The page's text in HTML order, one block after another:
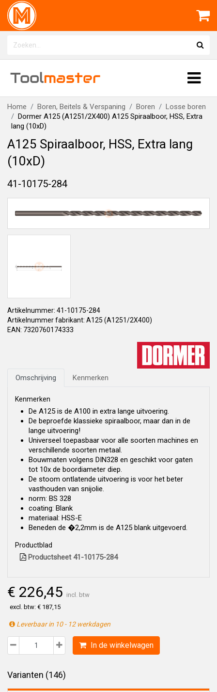
Toolmaster
Home Boren, Beitels & Verspaning Boren
Losse boren
Dormer A125 (A1251/2X400) A125 Spiraalboor, HSS, Extra
lang (10xD)
A125 Spiraalboor, HSS, Extra lang
(10xD)
41-10175-284
Artikelnummer: 41-10175-284
Artikelnummer fabrikant: A125 (A1251/2X400)
EAN: 7320760174333
Omschrijving Kenmerken
Kenmerken
De A125 is de A100 in extra lange uitvoering.
De beproefde klassieke spiraalboor, maar dan in de
lange uitvoering!
Universeel toepasbaar voor alle soorten machines en
verschillende soorten metaal.
Bouwmaten volgens DIN328 en geschikt voor gaten
tot 10x de boordiameter diep.
De stoom ontlatende uitvoering is voor het beter
vasthouden van snijolie.
norm: BS 328
coating: Blank
materiaal: HSS-E
Beneden de �2,2mm is de A125 blank uitgevoerd.
Productblad
Productsheet 41-10175-284
€ 226,45 incl. btw
excl. btw: € 187,15
Leverbaar in 10 - 12 werkdagen
In de winkelwagen
Varianten (146)